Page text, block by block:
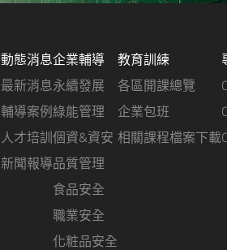
動態消息
最新消息
輔導案例
人才培訓
新聞報導
企業輔導
永續發展
綠能管理
個資&資安
品質管理
食品安全
職業安全
化粧品安全
教育訓練
各區開課總覽
企業包班
相關課程檔案下載